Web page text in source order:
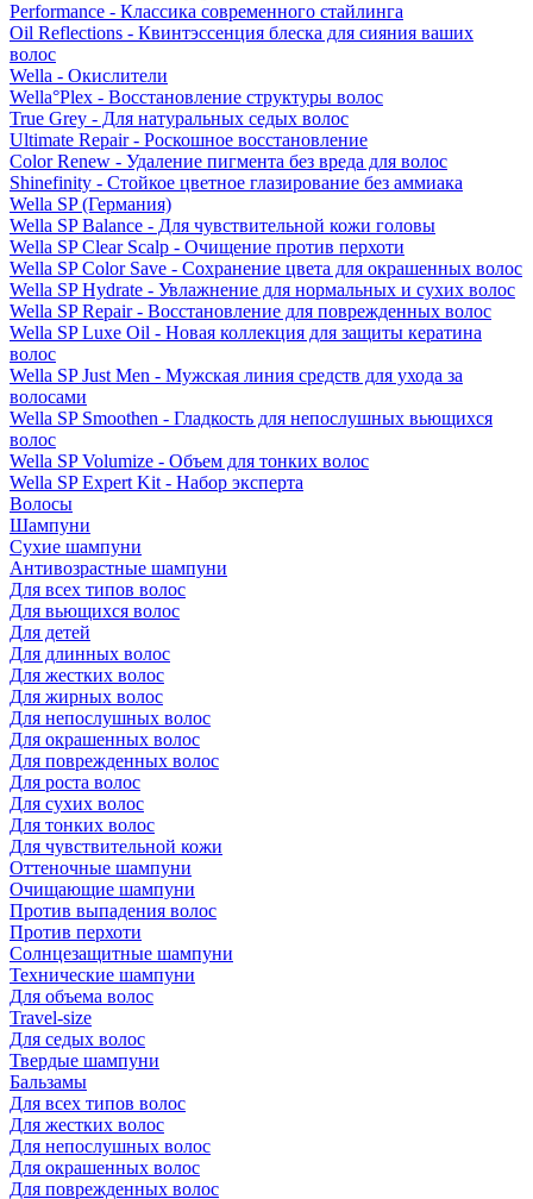
Performance - Классика современного стайлинга
Oil Reflections - Квинтэссенция блеска для сияния ваших
волос
Wella - Окислители
Wella°Plex - Восстановление структуры волос
True Grey - Для натуральных седых волос
Ultimate Repair - Роскошное восстановление
Color Renew - Удаление пигмента без вреда для волос
Shinefinity - Стойкое цветное глазирование без аммиака
Wella SP (Германия)
Wella SP Balance - Для чувствительной кожи головы
Wella SP Clear Scalp - Очищение против перхоти
Wella SP Color Save - Сохранение цвета для окрашенных волос
Wella SP Hydrate - Увлажнение для нормальных и сухих волос
Wella SP Repair - Восстановление для поврежденных волос
Wella SP Luxe Oil - Новая коллекция для защиты кератина
волос
Wella SP Just Men - Мужская линия средств для ухода за
волосами
Wella SP Smoothen - Гладкость для непослушных вьющихся
волос
Wella SP Volumize - Объем для тонких волос
Wella SP Expert Kit - Набор эксперта
Волосы
Шампуни
Сухие шампуни
Антивозрастные шампуни
Для всех типов волос
Для вьющихся волос
Для детей
Для длинных волос
Для жестких волос
Для жирных волос
Для непослушных волос
Для окрашенных волос
Для поврежденных волос
Для роста волос
Для сухих волос
Для тонких волос
Для чувствительной кожи
Оттеночные шампуни
Очищающие шампуни
Против выпадения волос
Против перхоти
Солнцезащитные шампуни
Технические шампуни
Для объема волос
Travel-size
Для седых волос
Твердые шампуни
Бальзамы
Для всех типов волос
Для жестких волос
Для непослушных волос
Для окрашенных волос
Для поврежденных волос